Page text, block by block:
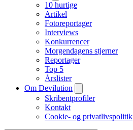
10 hurtige
Artikel
Fotoreportager
Interviews
Konkurrencer
Morgendagens stjerner
Reportager
Top 5
Årslister
Om Devilution
Skribentprofiler
Kontakt
Cookie- og privatlivspolitik